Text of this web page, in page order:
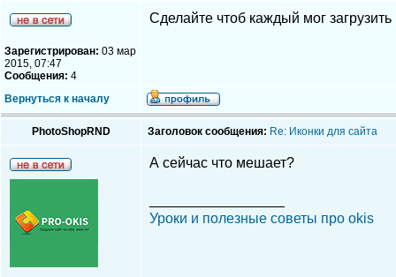
Зарегистрирован: 03 мар
2015, 07:47
Сообщения: 4
Сделайте чтоб каждый мог загрузить
Вернуться к началу
PhotoShopRND Заголовок сообщения: Re: Иконки для сайта
А сейчас что мешает?
Уроки и полезные советы про okis